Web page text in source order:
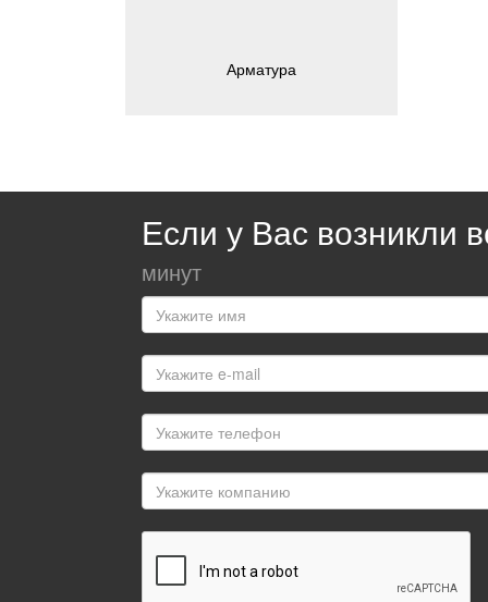
Арматура
Если у Вас возникли
минут